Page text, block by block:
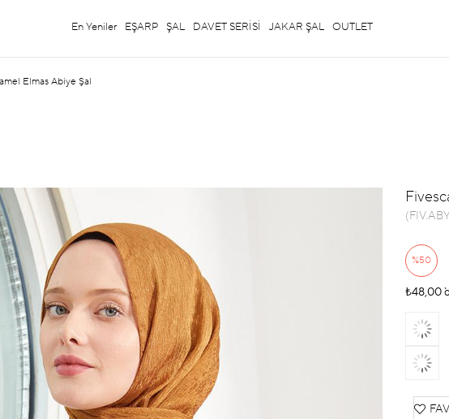
En Yeniler EŞARP ŞAL DAVET SERİSİ JAKAR ŞAL OUTLET
Elmas Abiye Şal
%50
İndirim
₺48,00